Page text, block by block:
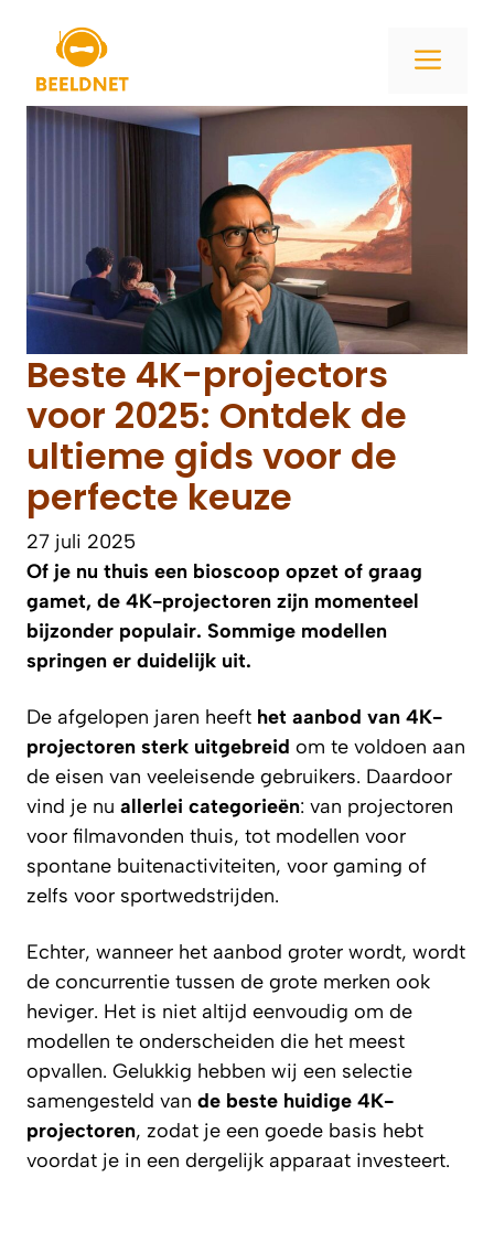
inhoud
Beste 4K-projectors
voor 2025: Ontdek de
ultieme gids voor de
perfecte keuze
27 juli 2025
Of je nu thuis een bioscoop opzet of graag
gamet, de 4K-projectoren zijn momenteel
bijzonder populair. Sommige modellen
springen er duidelijk uit.
De afgelopen jaren heeft het aanbod van 4K-
projectoren sterk uitgebreid om te voldoen aan
de eisen van veeleisende gebruikers. Daardoor
vind je nu allerlei categorieën: van projectoren
voor filmavonden thuis, tot modellen voor
spontane buitenactiviteiten, voor gaming of
zelfs voor sportwedstrijden.
Echter, wanneer het aanbod groter wordt, wordt
de concurrentie tussen de grote merken ook
heviger. Het is niet altijd eenvoudig om de
modellen te onderscheiden die het meest
opvallen. Gelukkig hebben wij een selectie
samengesteld van de beste huidige 4K-
projectoren, zodat je een goede basis hebt
voordat je in een dergelijk apparaat investeert.